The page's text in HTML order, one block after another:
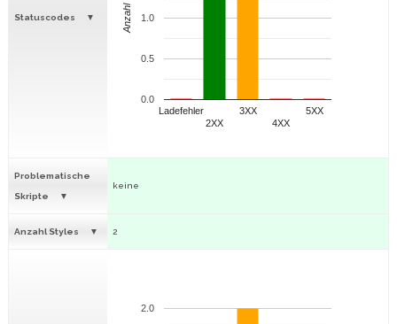
Statuscodes
Ladefehler
2XX
3XX
4XX
5XX
0.0
0.5
1.0
Anzahl
Problematische
Skripte
keine
Anzahl Styles 2
2.0